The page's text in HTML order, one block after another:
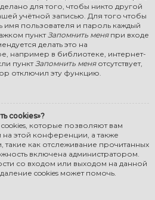
для того, чтобы никто другой
учётной записью. Для того чтобы
имя пользователя и пароль каждый
пунктЗапомнить меняпри входе
делать это на
например в библиотеке, интернет-
пунктЗапомнить меняотсутствует,
отключил эту функцию.
cookies»?
которые позволяют вам
на этой конференции, а также
как отслеживание прочитанных
включена администратором.
со входом или выходом на данной
cookies может помочь.